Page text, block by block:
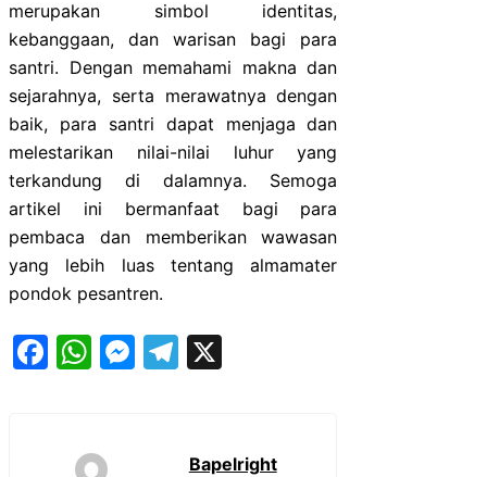
merupakan simbol identitas,
kebanggaan, dan warisan bagi para
santri. Dengan memahami makna dan
sejarahnya, serta merawatnya dengan
baik, para santri dapat menjaga dan
melestarikan nilai-nilai luhur yang
terkandung di dalamnya. Semoga
artikel ini bermanfaat bagi para
pembaca dan memberikan wawasan
yang lebih luas tentang almamater
pondok pesantren.
Facebook
WhatsApp
Messenger
Telegram
Bapelright